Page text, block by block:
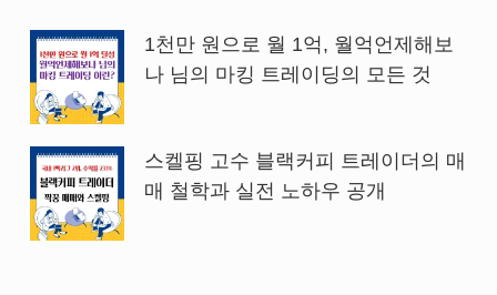
1천만 원으로 월 1억, 월억언제해보
나 님의 마킹 트레이딩의 모든 것
스켈핑 고수 블랙커피 트레이더의 매
매 철학과 실전 노하우 공개